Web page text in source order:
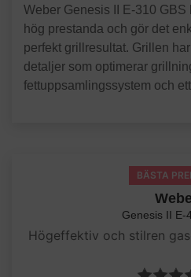
Weber Genesis II E-310 GBS
hög prestanda och gör det
perfekt grillresultat. Grillen
detaljer som optimerar
fettuppsamlingssystem och
BÄSTA
Genesis II E-
Högeffektiv och stilren